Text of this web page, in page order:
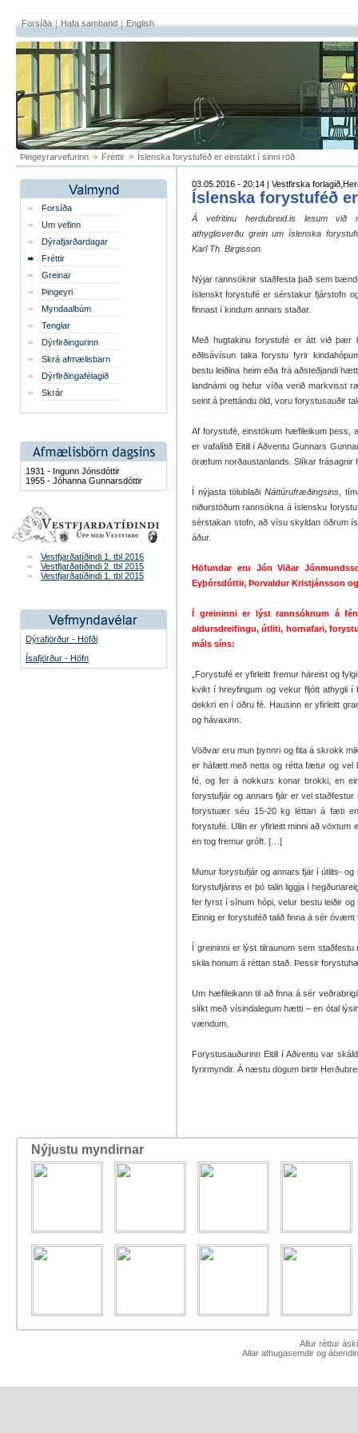
Forsíða Hafa samband English
Þingeyrarvefurinn > Fréttir > Íslenska forystuféð er einstakt í sinni röð
Forsíða
Um vefinn
Dýrafjarðardagar
Fréttir
Greinar
Þingeyri
Myndaalbúm
Tenglar
Dýrfirðingurinn
Skrá afmælisbarn
Dýrfirðingafélagið
Skrár
1931 - Ingunn Jónsdóttir
1955 - Jóhanna Gunnarsdóttir
Vestfjarðatíðindi 1. tbl 2016
Vestfjarðatíðindi 2. tbl 2015
Vestfjarðatíðindi 1. tbl 2015
Dýrafjörður - Höfði
Ísafjörður - Höfn
03.05.2016 - 20:14 | Vestfirska
Íslenska forystuféð
Á vefritinu herdubreid.is lesum við
athyglisverðu grein um íslenska
Karl Th. Birgisson.
Nýjar rannsóknir staðfesta það sem
íslenskt forystufé er sérstakur fjárstofn
finnast í kindum annars staðar.
Með hugtakinu forystufé er átt við þær
eðlisávísun taka forystu fyrir
bestu leiðina heim eða frá aðsteðjandi
landnámi og hefur víða verið markvisst
seint á þrettándu öld, voru forystusauðir
Af forystufé, einstökum hæfileikum þess,
er vafalítið Eitill í Aðventu Gunnars
öræfum norðaustanlands. Slíkar frásagnir
Í nýjasta tölublaðiNáttúrufræðingsins ,
niðurstöðum rannsókna á íslensku
sérstakan stofn, að vísu skyldan öðrum
áður.
Höfundar eru Jón Viðar
Eyþórsdóttir, Þorvaldur Kristjánsson
Í greininni er lýst rannsóknum á
aldursdreifingu, útliti, hornafari,
máls síns:
„Forystufé er yfirleitt fremur háreist og
kvikt í hreyfingum og vekur fljótt athygli í
dekkri en í öðru fé. Hausinn er yfirleitt
og hávaxinn.
Vöðvar eru mun þynnri og fita á skrokk
er háfætt með netta og rétta fætur og vel
fé, og fer á nokkurs konar brokki, en
forystufjár og annars fjár er vel
forystuær séu 15-20 kg léttari á fæti
forystufé. Ullin er yfirleitt minni að vöxtum
en tog fremur gróft. […]
Munur forystufjár og annars fjár í útlits-
forystufjárins er þó talin liggja í
fer fyrst í sínum hópi, velur bestu leiðir
Einnig er forystuféð talið finna á sér óvænt
Í greininni er lýst tilraunum sem
skila honum á réttan stað. Þessir
Um hæfileikann til að fnna á sér
slíkt með vísindalegum hætti – en ótal
vændum.
Forystusauðurinn Eitill í Aðventu var
fyrirmyndir. Á næstu dögum birtir
Nýjustu myndirnar
Allur réttur
Allar athugasemdir og